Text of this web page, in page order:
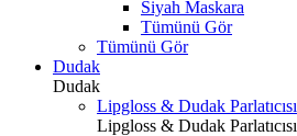
Siyah Maskara
Tümünü Gör
Tümünü Gör
Dudak
Dudak
Lipgloss & Dudak Parlatıcısı
Lipgloss & Dudak Parlatıcısı